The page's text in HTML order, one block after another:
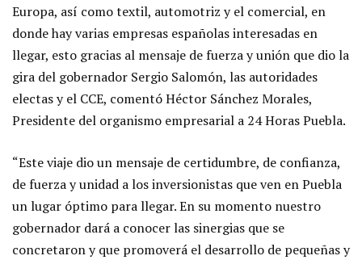
Europa, así como textil, automotriz y el comercial, en
donde hay varias empresas españolas interesadas en
llegar, esto gracias al mensaje de fuerza y unión que dio la
gira del gobernador Sergio Salomón, las autoridades
electas y el CCE, comentó Héctor Sánchez Morales,
Presidente del organismo empresarial a 24 Horas Puebla.
“Este viaje dio un mensaje de certidumbre, de confianza,
de fuerza y unidad a los inversionistas que ven en Puebla
un lugar óptimo para llegar. En su momento nuestro
gobernador dará a conocer las sinergias que se
concretaron y que promoverá el desarrollo de pequeñas y